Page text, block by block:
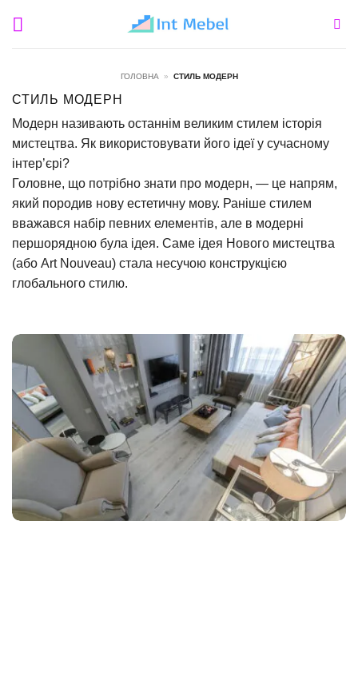
ГОЛОВНА » СТИЛЬ МОДЕРН
СТИЛЬ МОДЕРН
Модерн називають останнім великим стилем історія
мистецтва. Як використовувати його ідеї у сучасному
інтер’єрі?
Головне, що потрібно знати про модерн, — це напрям,
який породив нову естетичну мову. Раніше стилем
вважався набір певних елементів, але в модерні
першорядною була ідея. Саме ідея Нового мистецтва
(або Art Nouveau) стала несучою конструкцією
глобального стилю.